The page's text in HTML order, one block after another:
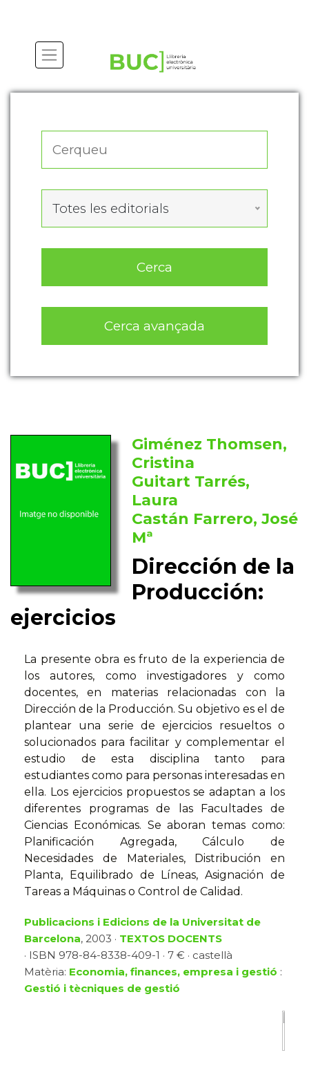
Totes les editorials
Cerca
Cerca avançada
Giménez Thomsen,
Cristina
Guitart Tarrés,
Laura
Castán Farrero, José
Mª
Dirección de la
Producción:
ejercicios
La presente obra es fruto de la experiencia de
los autores, como investigadores y como
docentes, en materias relacionadas con la
Dirección de la Producción. Su objetivo es el de
plantear una serie de ejercicios resueltos o
solucionados para facilitar y complementar el
estudio de esta disciplina tanto para
estudiantes como para personas interesadas en
ella. Los ejercicios propuestos se adaptan a los
diferentes programas de las Facultades de
Ciencias Económicas. Se aboran temas como:
Planificación Agregada, Cálculo de
Necesidades de Materiales, Distribución en
Planta, Equilibrado de Líneas, Asignación de
Tareas a Máquinas o Control de Calidad.
Publicacions i Edicions de la Universitat de
Barcelona, 2003 · TEXTOS DOCENTS
· ISBN 978-84-8338-409-1 · 7 € · castellà
Matèria: Economia, finances, empresa i gestió :
Gestió i tècniques de gestió